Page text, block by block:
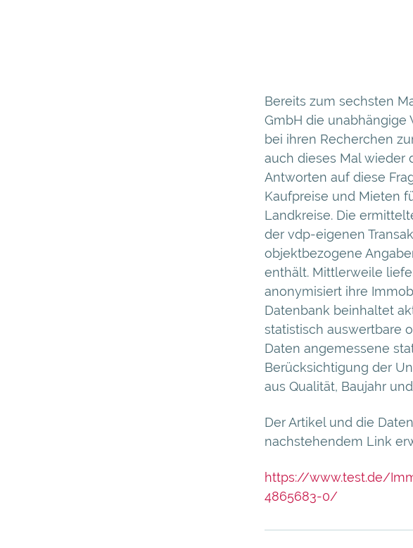
Bereits zum sechsten
GmbH die unabhängige
bei ihren Recherchen
auch dieses Mal wieder
Antworten auf diese
Kaufpreise und Mieten
Landkreise. Die
der vdp-eigenen
objektbezogene
enthält. Mittlerweile
anonymisiert ihre
Datenbank beinhaltet
statistisch auswertbare
Daten angemessene
Berücksichtigung der
aus Qualität, Baujahr
Der Artikel und die
nachstehendem Link
https://www.test.de/
4865683-0/